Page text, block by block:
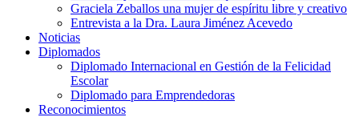
Graciela Zeballos una mujer de espíritu libre y creativo
Entrevista a la Dra. Laura Jiménez Acevedo
Noticias
Diplomados
Diplomado Internacional en Gestión de la Felicidad
Escolar
Diplomado para Emprendedoras
Reconocimientos